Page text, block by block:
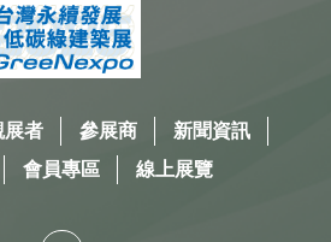
展者 參展商
新聞資訊
會員專區 線上展覽